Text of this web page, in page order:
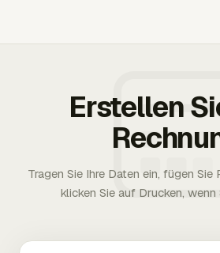
Erstellen
Tragen Sie Ihre Daten ein, fügen Sie
klicken Sie auf Drucken,